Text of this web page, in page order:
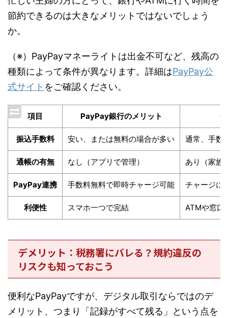
節約できるのは大きなメリットではないでしょう
か。
（※）PayPayマネーライトは出金不可など、残高の
種類によって条件が異なります。詳細はPayPay公
式サイト をご確認ください。
項目 PayPay銀行のメリット
振込手数料 安い、または無料の場合が多い 通常、手数
通帳の有無 なし（アプリで管理） あり（家族
PayPay連携 手数料無料で即時チャージ可能 チャージに
利便性 スマホ一つで完結 ATMや窓口
デメリット：税務署にバレる？規約違反の
リスクも知っておこう
便利なPayPayですが、デジタル取引ならではのデ
メリット、つまり「記録がすべて残る」という点を